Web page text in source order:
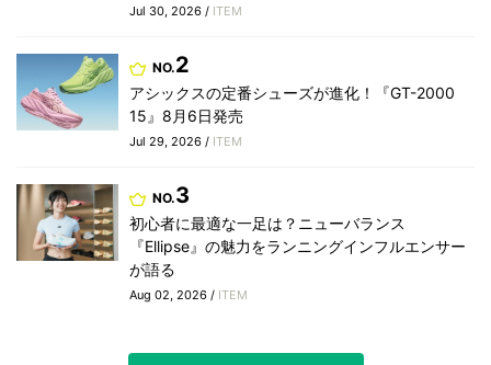
Jul 30, 2026 / ITEM
NO.2
アシックスの定番シューズが進化！『GT-2000
15』8月6日発売
Jul 29, 2026 / ITEM
NO.3
初心者に最適な一足は？ニューバランス
『Ellipse』の魅力をランニングインフルエンサー
が語る
Aug 02, 2026 / ITEM